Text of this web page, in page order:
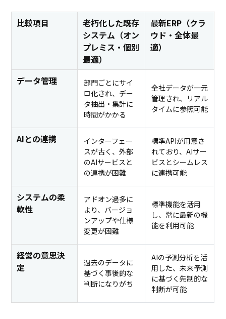
比較項目
老朽化した既存
システム（オン
プレミス・個別
最適）
最新ERP（クラ
ウド・全体最
適）
データ管理
部門ごとにサイ
ロ化され、デー
タ抽出・集計に
時間がかかる
全社データが一元
管理され、リアル
タイムに参照可能
AIとの連携
インターフェー
スが古く、外部
のAIサービスと
の連携が困難
標準APIが用意さ
れており、AIサー
ビスとシームレス
に連携可能
システムの柔
軟性
アドオン過多に
より、バージョ
ンアップや仕様
変更が困難
標準機能を活用
し、常に最新の機
能を利用可能
経営の意思決
定
過去のデータに
基づく事後的な
判断になりがち
AIの予測分析を活
用した、未来予測
に基づく先制的な
判断が可能